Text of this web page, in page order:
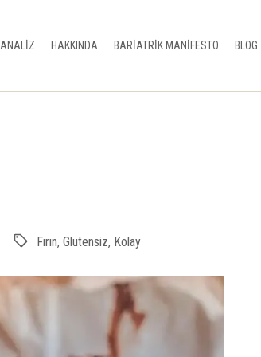
ANALİZ HAKKINDA BARİATRİK MANİFESTO BLOG
Fırın, Glutensiz, Kolay